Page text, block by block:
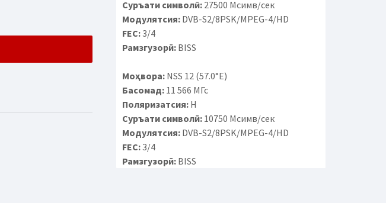
Суръати символӣ:27500 Мсимв/сек
Модулятсия:DVB-S2/8PSK/MPEG-4/HD
FEC:3/4
Рамзгузорӣ:BISS
Моҳвора:NSS 12 (57.0°E)
Басомад:11 566 МГс
Поляризатсия:H
Суръати символӣ:10750 Мсимв/сек
Модулятсия:DVB-S2/8PSK/MPEG-4/HD
FEC:3/4
Рамзгузорӣ:BISS